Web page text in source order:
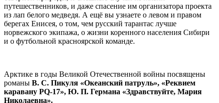
путешественников, и даже спасение им организатора проекта
из лап белого медведя. А ещё вы узнаете о левом и правом
берегах Енисея, о том, чем русский тарантас лучше
норвежского экипажа, о жизни коренного населения Сибири
и о футбольной красноярской команде.
Арктике в годы Великой Отечественной войны посвящены
романы В. С. Пикуля «Океанский патруль», «Реквием
каравану PQ-17», Ю. П. Германа «Здравствуйте, Мария
Николаевна».